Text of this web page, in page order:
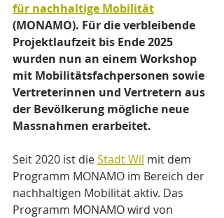
für nachhaltige Mobilität
(MONAMO). Für die verbleibende
Projektlaufzeit bis Ende 2025
wurden nun an einem Workshop
mit Mobilitätsfachpersonen sowie
Vertreterinnen und Vertretern aus
der Bevölkerung mögliche neue
Massnahmen erarbeitet.
Seit 2020 ist die Stadt Wil mit dem
Programm MONAMO im Bereich der
nachhaltigen Mobilität aktiv. Das
Programm MONAMO wird von